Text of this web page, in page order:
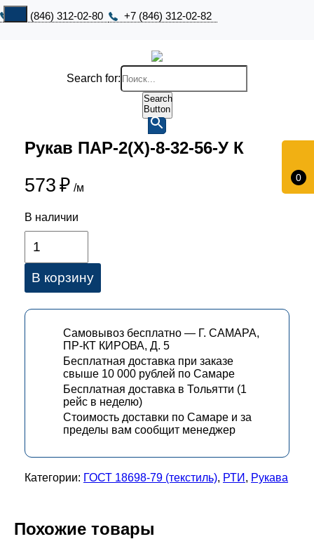
+7 (846) 312-02-80 +7 (846) 312-02-82
0
Search for:
Search
Button
Рукав ПАР-2(Х)-8-32-56-У К
573 ₽ /м
В наличии
В корзину
Самовывоз бесплатно — Г. САМАРА,
ПР-КТ КИРОВА, Д. 5
Бесплатная доставка при заказе
свыше 10 000 рублей по Самаре
Бесплатная доставка в Тольятти (1
рейс в неделю)
Стоимость доставки по Самаре и за
пределы вам сообщит менеджер
Категории: ГОСТ 18698-79 (текстиль), РТИ , Рукава
Похожие товары